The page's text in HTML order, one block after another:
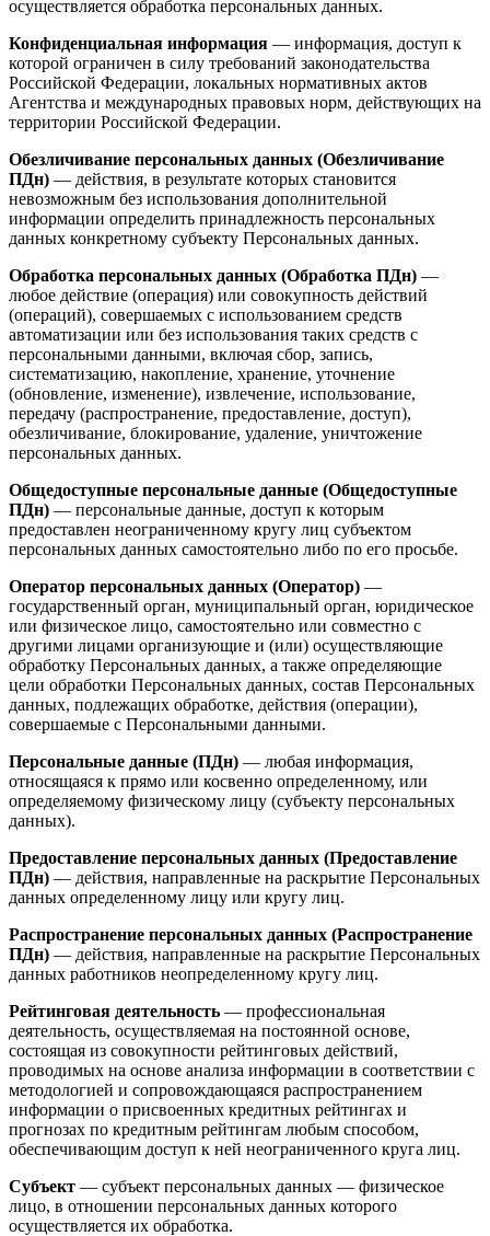
осуществляется обработка персональных данных.
Конфиденциальная информация — информация, доступ к
которой ограничен в силу требований законодательства
Российской Федерации, локальных нормативных актов
Агентства и международных правовых норм, действующих на
территории Российской Федерации.
Обезличивание персональных данных (Обезличивание
ПДн) — действия, в результате которых становится
невозможным без использования дополнительной
информации определить принадлежность персональных
данных конкретному субъекту Персональных данных.
Обработка персональных данных (Обработка ПДн) —
любое действие (операция) или совокупность действий
(операций), совершаемых с использованием средств
автоматизации или без использования таких средств с
персональными данными, включая сбор, запись,
систематизацию, накопление, хранение, уточнение
(обновление, изменение), извлечение, использование,
передачу (распространение, предоставление, доступ),
обезличивание, блокирование, удаление, уничтожение
персональных данных.
Общедоступные персональные данные (Общедоступные
ПДн) — персональные данные, доступ к которым
предоставлен неограниченному кругу лиц субъектом
персональных данных самостоятельно либо по его просьбе.
Оператор персональных данных (Оператор) —
государственный орган, муниципальный орган, юридическое
или физическое лицо, самостоятельно или совместно с
другими лицами организующие и (или) осуществляющие
обработку Персональных данных, а также определяющие
цели обработки Персональных данных, состав Персональных
данных, подлежащих обработке, действия (операции),
совершаемые с Персональными данными.
Персональные данные (ПДн) — любая информация,
относящаяся к прямо или косвенно определенному, или
определяемому физическому лицу (субъекту персональных
данных).
Предоставление персональных данных (Предоставление
ПДн) — действия, направленные на раскрытие Персональных
данных определенному лицу или кругу лиц.
Распространение персональных данных (Распространение
ПДн) — действия, направленные на раскрытие Персональных
данных работников неопределенному кругу лиц.
Рейтинговая деятельность — профессиональная
деятельность, осуществляемая на постоянной основе,
состоящая из совокупности рейтинговых действий,
проводимых на основе анализа информации в соответствии с
методологией и сопровождающаяся распространением
информации о присвоенных кредитных рейтингах и
прогнозах по кредитным рейтингам любым способом,
обеспечивающим доступ к ней неограниченного круга лиц.
Субъект — субъект персональных данных — физическое
лицо, в отношении персональных данных которого
осуществляется их обработка.